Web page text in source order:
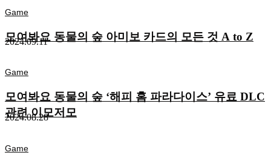
Game
모여봐요 동물의 숲 아미보 카드의 모든 것 A to Z
2024.09.11
Game
모여봐요 동물의 숲 ‘해피 홈 파라다이스’ 유료 DLC
관련 이모저모
2024.08.28
Game